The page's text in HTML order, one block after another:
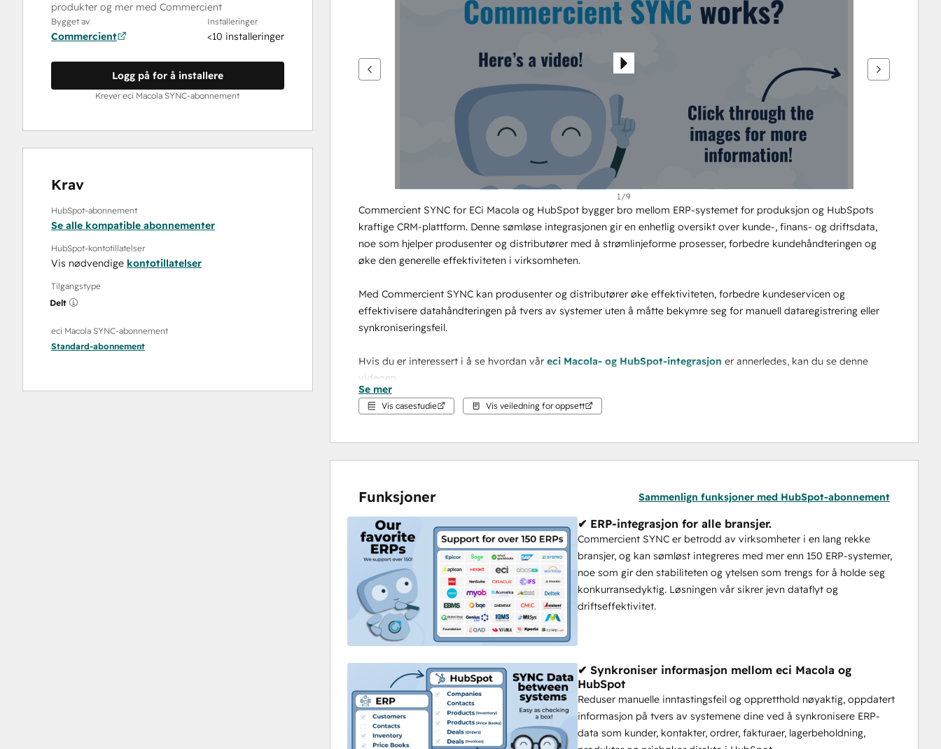
produkter og mer med Commercient
Bygget av
Commercient
Installeringer
<10 installeringer
Logg på for å installere
Krever eci Macola SYNC-abonnement
Krav
HubSpot-abonnement
Se alle kompatible abonnementer
HubSpot-kontotillatelser
Vis nødvendige kontotillatelser
Tilgangstype
Delt
eci Macola SYNC-abonnement
Standard-abonnement
1/9
Commercient SYNC for ECi Macola og HubSpot bygger bro mellom ERP-systemet for produksjon og HubSpots
kraftige CRM-plattform. Denne sømløse integrasjonen gir en enhetlig oversikt over kunde-, finans- og driftsdata,
noe som hjelper produsenter og distributører med å strømlinjeforme prosesser, forbedre kundehåndteringen og
øke den generelle effektiviteten i virksomheten.
Med Commercient SYNC kan produsenter og distributører øke effektiviteten, forbedre kundeservicen og
effektivisere datahåndteringen på tvers av systemer uten å måtte bekymre seg for manuell dataregistrering eller
synkroniseringsfeil.
Hvis du er interessert i å se hvordan vår eci Macola- og HubSpot-integrasjon er annerledes, kan du se denne
videoen
Opplev den sømløse ERP-dataintegrasjonen med egne øyne ved å prøve demoen vår i dag!
MAX.
Se mer
Vis casestudie Vis veiledning for oppsett
Funksjoner Sammenlign funksjoner med HubSpot-abonnement
✔ ERP-integrasjon for alle bransjer.
Commercient SYNC er betrodd av virksomheter i en lang rekke
bransjer, og kan sømløst integreres med mer enn 150 ERP-systemer,
noe som gir den stabiliteten og ytelsen som trengs for å holde seg
konkurransedyktig. Løsningen vår sikrer jevn dataflyt og
driftseffektivitet.
✔ Synkroniser informasjon mellom eci Macola og
HubSpot
Reduser manuelle inntastingsfeil og oppretthold nøyaktig, oppdatert
informasjon på tvers av systemene dine ved å synkronisere ERP-
data som kunder, kontakter, ordrer, fakturaer, lagerbeholdning,